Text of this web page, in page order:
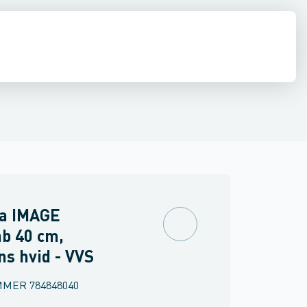
IMAGE
40 cm,
hvid - VVS
784848040